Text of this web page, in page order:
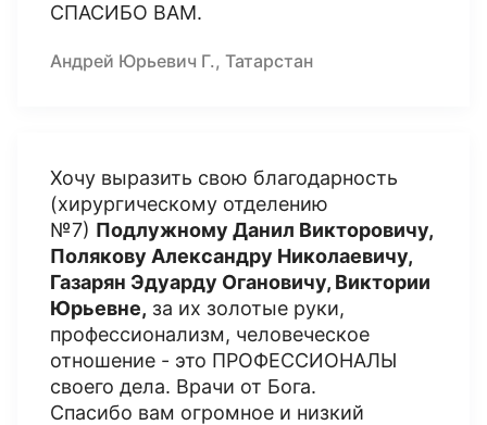
СПАСИБО ВАМ.
Андрей Юрьевич Г., Татарстан
Хочу выразить свою благодарность
(хирургическому отделению
№7) Подлужному Данил Викторовичу,
Полякову Александру Николаевичу,
Газарян Эдуарду Огановичу, Виктории
Юрьевне, за их золотые руки,
профессионализм, человеческое
отношение - это ПРОФЕССИОНАЛЫ
своего дела. Врачи от Бога.
Спасибо вам огромное и низкий